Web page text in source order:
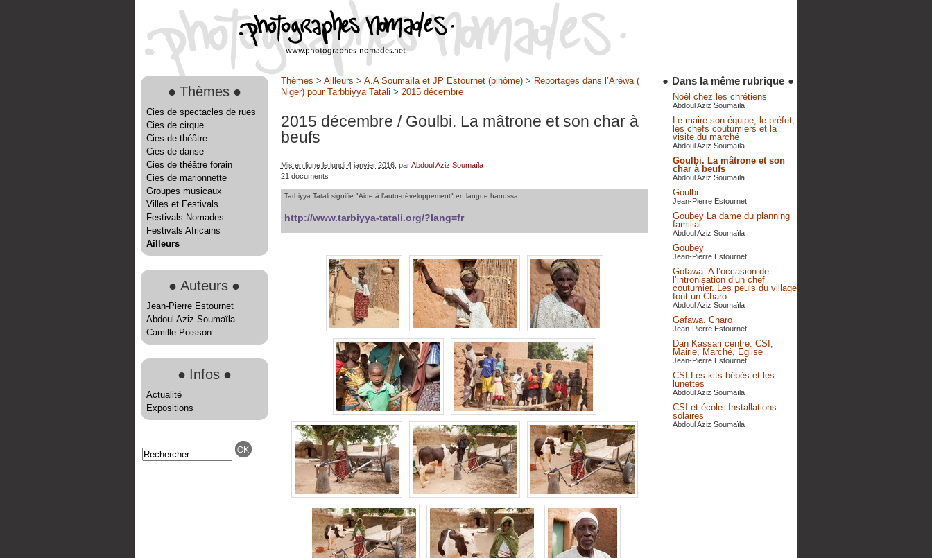
● Thèmes ●
Cies de spectacles de rues
Cies de cirque
Cies de théâtre
Cies de danse
Cies de théâtre forain
Cies de marionnette
Groupes musicaux
Villes et Festivals
Festivals Nomades
Festivals Africains
Ailleurs
● Auteurs ●
Jean-Pierre Estournet
Abdoul Aziz Soumaïla
Camille Poisson
● Infos ●
Actualité
Expositions
Thèmes > Ailleurs > A.A Soumaïla et JP Estournet (binôme)> Reportages dans l’Aréwa (
Niger) pour Tarbbiyya Tatali > 2015 décembre
2015 décembre / Goulbi. La mâtrone et son char à
beufs
Mis en ligne le lundi 4 janvier 2016, parAbdoul Aziz Soumaïla
21 documents
Tarbiyya Tatali signifie "Aide à l’auto-développement" en langue haoussa.
http://www.tarbiyya-tatali.org/?lang=fr
● Dans la même rubrique ●
Noêl chez les chrétiens
Abdoul Aziz Soumaïla
Le maire son équipe, le préfet,
les chefs coutumiers et la
visite du marché
Abdoul Aziz Soumaïla
Goulbi. La mâtrone et son
char à beufs
Abdoul Aziz Soumaïla
Goulbi
Jean-Pierre Estournet
Goubey La dame du planning
familial
Abdoul Aziz Soumaïla
Goubey
Jean-Pierre Estournet
Gofawa. A l’occasion de
l’intronisation d’un chef
coutumier. Les peuls du village
font un Charo
Abdoul Aziz Soumaïla
Gafawa. Charo
Jean-Pierre Estournet
Dan Kassari centre. CSI,
Mairie, Marché, Eglise
Jean-Pierre Estournet
CSI Les kits bébés et les
lunettes
Abdoul Aziz Soumaïla
CSI et école. Installations
solaires
Abdoul Aziz Soumaïla